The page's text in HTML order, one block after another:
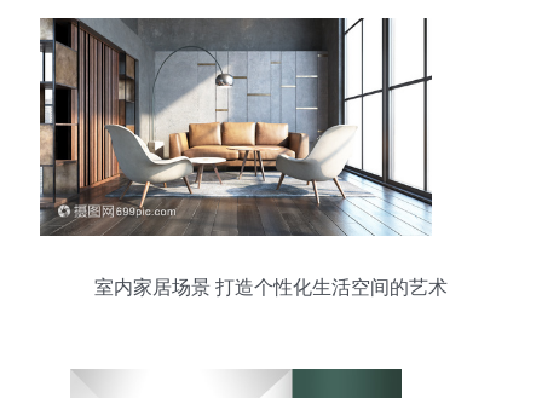
室内家居场景 打造个性化生活空间的艺术